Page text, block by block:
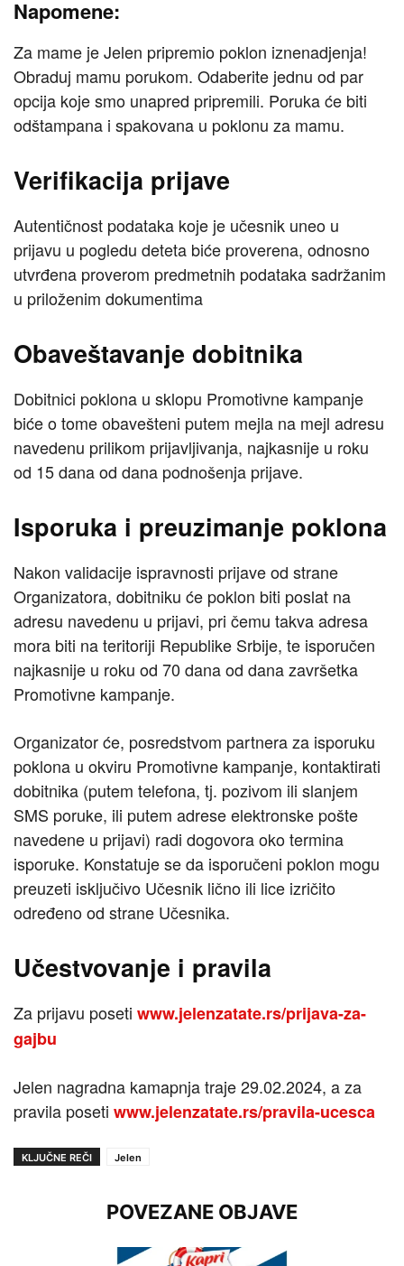
Napomene:
Za mame je Jelen pripremio poklon iznenadjenja!
Obraduj mamu porukom. Odaberite jednu od par
opcija koje smo unapred pripremili. Poruka će biti
odštampana i spakovana u poklonu za mamu.
Verifikacija prijave
Autentičnost podataka koje je učesnik uneo u
prijavu u pogledu deteta biće proverena, odnosno
utvrđena proverom predmetnih podataka sadržanim
u priloženim dokumentima
Obaveštavanje dobitnika
Dobitnici poklona u sklopu Promotivne kampanje
biće o tome obavešteni putem mejla na mejl adresu
navedenu prilikom prijavljivanja, najkasnije u roku
od 15 dana od dana podnošenja prijave.
Isporuka i preuzimanje poklona
Nakon validacije ispravnosti prijave od strane
Organizatora, dobitniku će poklon biti poslat na
adresu navedenu u prijavi, pri čemu takva adresa
mora biti na teritoriji Republike Srbije, te isporučen
najkasnije u roku od 70 dana od dana završetka
Promotivne kampanje.
Organizator će, posredstvom partnera za isporuku
poklona u okviru Promotivne kampanje, kontaktirati
dobitnika (putem telefona, tj. pozivom ili slanjem
SMS poruke, ili putem adrese elektronske pošte
navedene u prijavi) radi dogovora oko termina
isporuke. Konstatuje se da isporučeni poklon mogu
preuzeti isključivo Učesnik lično ili lice izričito
određeno od strane Učesnika.
Učestvovanje i pravila
Za prijavu poseti www.jelenzatate.rs/prijava-za-
gajbu
Jelen nagradna kamapnja traje 29.02.2024, a za
pravila poseti www.jelenzatate.rs/pravila-ucesca
KLJUČNE REČI Jelen
POVEZANE OBJAVE